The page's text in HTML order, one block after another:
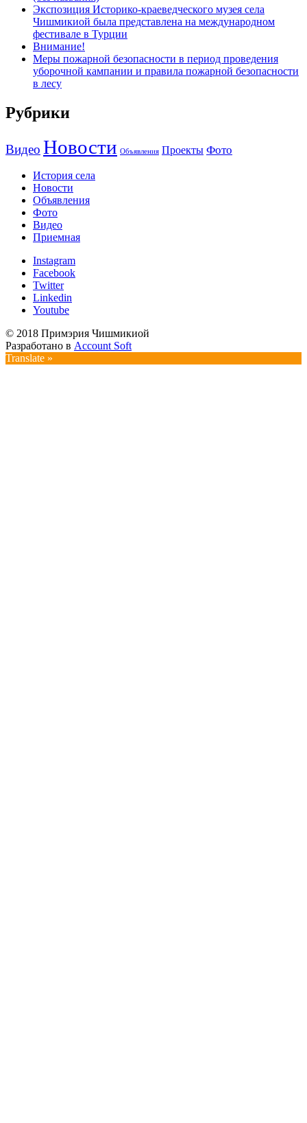
Экспозиция Историко-краеведческого музея села
Чишмикиой была представлена на международном
фестивале в Турции
Внимание!
Меры пожарной безопасности в период проведения
уборочной кампании и правила пожарной безопасности
в лесу
Рубрики
Видео Новости Объявления Проекты Фото
История села
Новости
Объявления
Фото
Видео
Приемная
Instagram
Facebook
Twitter
Linkedin
Youtube
© 2018 Примэрия Чишмикиой
Разработано в Account Soft
Translate »